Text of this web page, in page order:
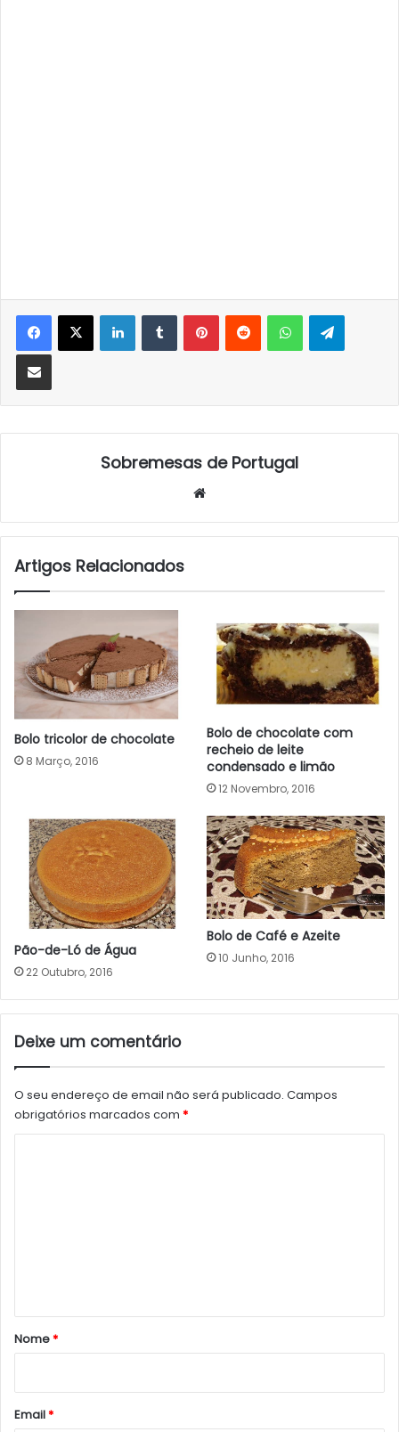
LinkedInTumblrPinterestReddit WhatsApp
Partilhar Via Email
Sobremesas de Portugal
Artigos Relacionados
Bolo tricolor de chocolate
8 Março, 2016
Bolo de chocolate com
recheio de leite
condensado e limão
12 Novembro, 2016
Pão-de-Ló de Água
22 Outubro, 2016
Bolo de Café e Azeite
10 Junho, 2016
Deixe um comentário
O seu endereço de email não será publicado. Campos
obrigatórios marcados com *
r
*
Nome*
Email*